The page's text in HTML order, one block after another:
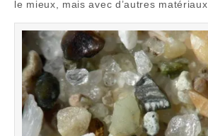
le mieux, mais avec d’autres matériaux.